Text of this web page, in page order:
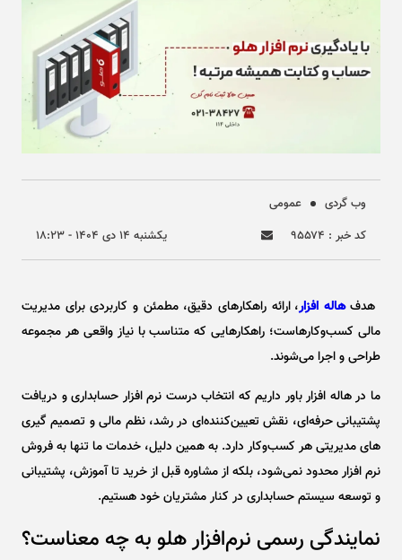
وب گردی
عمومی
کد خبر : ۹۵۵۷۴
يکشنبه ۱۴ دی ۱۴۰۴ - ۱۸:۲۳
هدفهاله ‌افزار، ارائه راهکارهای دقیق، مطمئن و کاربردی برای مدیریت
مالی کسب‌وکارهاست؛ راهکارهایی که متناسب با نیاز واقعی هر مجموعه
طراحی و اجرا می‌شوند.
ما در هاله ‌افزار باور داریم که انتخاب درست نرم ‌افزار حسابداری و دریافت
پشتیبانی حرفه‌ای، نقش تعیین‌کننده‌ای در رشد، نظم مالی و تصمیم ‌گیری
‌های مدیریتی هر کسب‌وکار دارد. به همین دلیل، خدمات ما تنها به فروش
نرم‌ افزار محدود نمی‌شود، بلکه از مشاوره قبل از خرید تا آموزش، پشتیبانی
و توسعه سیستم حسابداری در کنار مشتریان خود هستیم.
نمایندگی رسمی نرم‌افزار هلو به چه معناست؟